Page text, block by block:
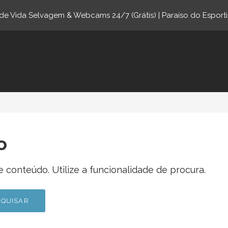
conteúdo. Utilize a funcionalidade de procura.
Vida Selvagem & Webcams 24/7 (Grátis) | Paraíso do